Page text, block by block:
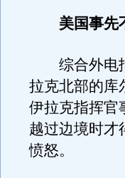
美国事先
综合外电报
拉克北部的库
伊拉克指挥官
越过边境时才
愤怒。